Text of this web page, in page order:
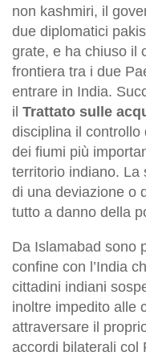
non kashmiri, il
due diplomatici
grate, e ha chiuso il
frontiera tra i due
entrare in India.
il Trattato sulle
disciplina il controllo
dei fiumi più
territorio indiano. La
di una deviazione o
tutto a danno della
Da Islamabad sono
confine con l’India
cittadini indiani
inoltre impedito alle
attraversare il
accordi bilaterali col